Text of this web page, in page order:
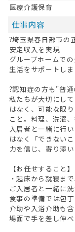
医療介護保育
仕事内容
?埼玉県春日部市の
安定収入を実現
グループホームで
生活をサポートし
?認知症の方も"普
私たちが大切にし
はなく、可能な限
こと。料理、洗濯
入居者と一緒に行
はなく「できない
力を信じ、寄り添
【お任せすること】
・起床から就寝ま
ご入居者と一緒に
食事の準備では包
介助や入浴介助も
場面で手を差し伸べ